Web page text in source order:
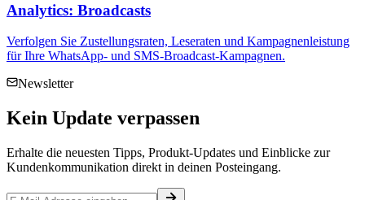
Analytics: Broadcasts
Verfolgen Sie Zustellungsraten, Leseraten und Kampagnenleistung
für Ihre WhatsApp- und SMS-Broadcast-Kampagnen.
Newsletter
Kein Update verpassen
Erhalte die neuesten Tipps, Produkt-Updates und Einblicke zur
Kundenkommunikation direkt in deinen Posteingang.